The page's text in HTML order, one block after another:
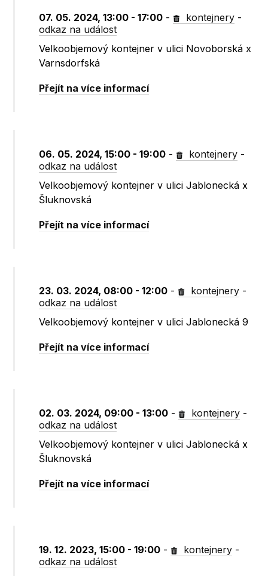
07. 05. 2024, 13:00 - 17:00 - kontejnery -
odkaz na událost
Velkoobjemový kontejner v ulici Novoborská x
Varnsdorfská
Přejít na více informací
06. 05. 2024, 15:00 - 19:00 - kontejnery -
odkaz na událost
Velkoobjemový kontejner v ulici Jablonecká x
Šluknovská
Přejít na více informací
23. 03. 2024, 08:00 - 12:00 - kontejnery -
odkaz na událost
Velkoobjemový kontejner v ulici Jablonecká 9
Přejít na více informací
02. 03. 2024, 09:00 - 13:00 - kontejnery -
odkaz na událost
Velkoobjemový kontejner v ulici Jablonecká x
Šluknovská
Přejít na více informací
19. 12. 2023, 15:00 - 19:00 - kontejnery -
odkaz na událost